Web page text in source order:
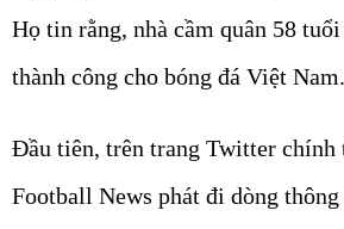
Họ tin rằng, nhà cầm quân 58
thành công cho bóng đá Việt Nam.
Đầu tiên, trên trang Twitter chính
Football News phát đi dòng thông